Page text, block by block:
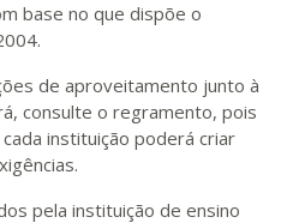
base no que dispõe o
de aproveitamento junto à
consulte o regramento, pois
instituição poderá criar
pela instituição de ensino